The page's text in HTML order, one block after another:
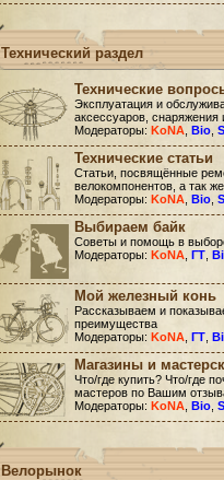
Технический раздел
Технические
Эксплуатация и
аксессуаров, снаряжения
Модераторы: KoNA Bio
Технические статьи
Статьи, посвящённые
велокомпонентов, а так
Модераторы: KoNA Bio
Выбираем байк
Советы и помощь в
Модераторы: KoNA ГТ
Мой железный конь
Рассказываем и
преимущества
Модераторы: KoNA ГТ
Магазины и
Что/где купить? Что/где
мастеров по Вашим
Модераторы: KoNA Bio
Велорынок